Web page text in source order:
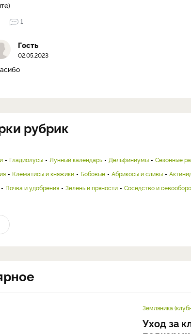
1
Гость
02.05.2023
рубрик
Гладиолусы Лунный календарь Дельфиниумы Сезонные
Клематисы и княжики Бобовые Абрикосы и сливы
Почва и удобрения Зелень и пряности Соседство и
Земляника
Уход за